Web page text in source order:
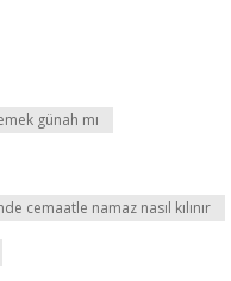
günah mı
cemaatle namaz nasıl kılınır